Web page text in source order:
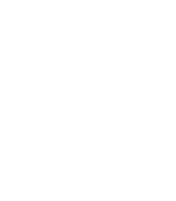
diszfunkció